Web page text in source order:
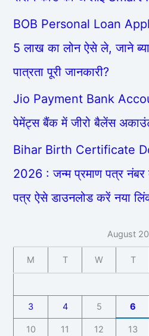
BOB Personal Loan
5 लाख का लोन ऐसे ले, जाने
पात्रता पूरी जानकारी?
Jio Payment Bank
पेमेंट्स बैंक में जीरो बैलेंस
Bihar Birth Certificate
2026 : जन्म प्रमाण पत्र नंबर
पत्र ऐसे डाउनलोड करें नया
August
M T W T
3 4 5 6
10 11 12 13